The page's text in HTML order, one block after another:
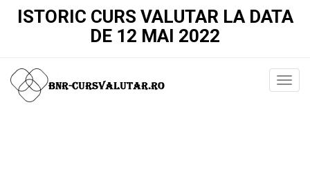
ISTORIC CURS VALUTAR LA DATA
DE 12 MAI 2022